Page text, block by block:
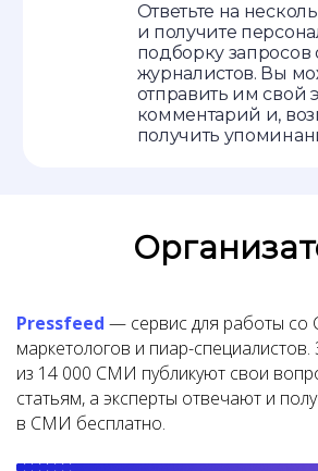
Ответьте на
и получите
подборку запросов
журналистов. Вы
отправить им свой
комментарий и,
получить
Pressfeed — cервис для работы со
маркетологов и пиар-специалистов.
из 14 000 СМИ публикуют свои
статьям, а эксперты отвечают и
в СМИ бесплатно.